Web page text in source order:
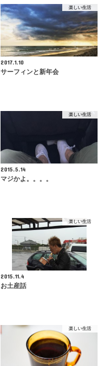
楽しい生活
2017.1.10
サーフィンと新年会
楽しい生活
2015.5.14
マジかよ。。。。
楽しい生活
2015.11.4
お土産話
楽しい生活